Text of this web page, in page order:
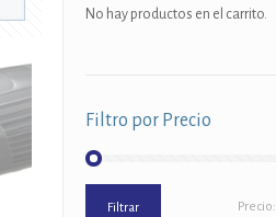
No hay productos en el carrito.
Filtro por Precio
Filtrar Precio: